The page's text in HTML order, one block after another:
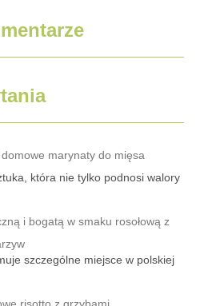
marynaty do mięsa
która nie tylko podnosi walory
i bogatą w smaku rosołową z
szczególne miejsce w polskiej